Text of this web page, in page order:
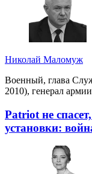
Николай Маломуж
Военный, глава
2010), генерал
Patriot не
установки: